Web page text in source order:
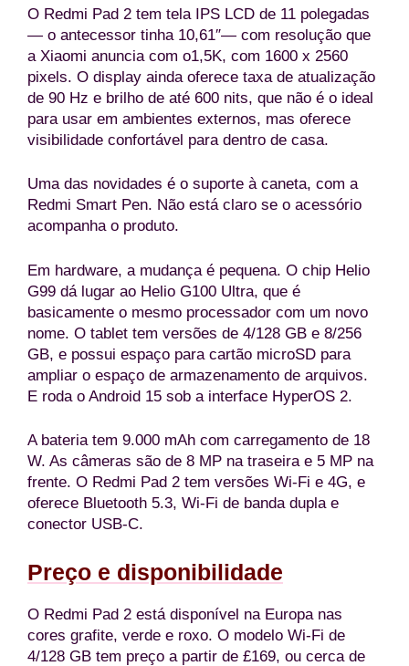
O Redmi Pad 2 tem tela IPS LCD de 11 polegadas
— o antecessor tinha 10,61″— com resolução que
a Xiaomi anuncia com o1,5K, com 1600 x 2560
pixels. O display ainda oferece taxa de atualização
de 90 Hz e brilho de até 600 nits, que não é o ideal
para usar em ambientes externos, mas oferece
visibilidade confortável para dentro de casa.
Uma das novidades é o suporte à caneta, com a
Redmi Smart Pen. Não está claro se o acessório
acompanha o produto.
Em hardware, a mudança é pequena. O chip Helio
G99 dá lugar ao Helio G100 Ultra, que é
basicamente o mesmo processador com um novo
nome. O tablet tem versões de 4/128 GB e 8/256
GB, e possui espaço para cartão microSD para
ampliar o espaço de armazenamento de arquivos.
E roda o Android 15 sob a interface HyperOS 2.
A bateria tem 9.000 mAh com carregamento de 18
W. As câmeras são de 8 MP na traseira e 5 MP na
frente. O Redmi Pad 2 tem versões Wi-Fi e 4G, e
oferece Bluetooth 5.3, Wi-Fi de banda dupla e
conector USB-C.
Preço e disponibilidade
O Redmi Pad 2 está disponível na Europa nas
cores grafite, verde e roxo. O modelo Wi-Fi de
4/128 GB tem preço a partir de £169, ou cerca de